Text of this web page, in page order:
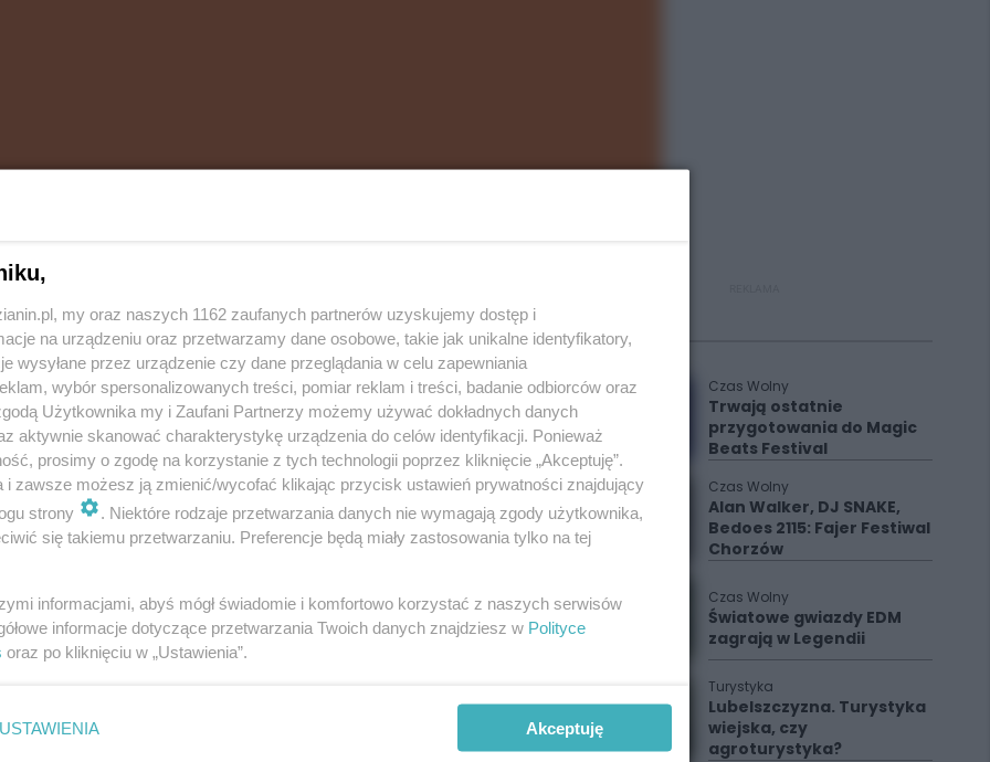
z ul. 1 Maja rozpoczęła się budowa nowego
etapie projektu, prowadzonego przez spółkę PKB
starcie osiągnęła około 90 procentowy poziom
firma Scallier.
najmu. W gronie potwierdzonych
sportowy, modowy i rekreacyjny, w tym
Gyms oraz Xtrem Kids.
podkreśla, że strategia komercjalizacji nowych
się na budowaniu zróżnicowanego tenant
mieszkańców, jak i realizacji celu
rozwijamy portfolio najemców,
Polecane
Czas Wolny
Trwają ostatnie
przygotowania do Magic
Beats Festival
Czas Wolny
Alan Walker, DJ SNAKE,
Bedoes 2115: Fajer Festiwal
Chorzów
Czas Wolny
Światowe gwiazdy EDM
zagrają w Legendii
Turystyka
Lubelszczyzna. Turystyka
wiejska, czy
agroturystyka?
my oraz naszych 1162 zaufanych partnerów uzyskujemy dostęp i
na urządzeniu oraz przetwarzamy dane osobowe, takie jak unikalne identyfikatory,
wysyłane przez urządzenie czy dane przeglądania w celu zapewniania
wybór spersonalizowanych treści, pomiar reklam i treści, badanie odbiorców oraz
Użytkownika my i Zaufani Partnerzy możemy używać dokładnych danych
aktywnie skanować charakterystykę urządzenia do celów identyfikacji. Ponieważ
prosimy o zgodę na korzystanie z tych technologii poprzez kliknięcie „Akceptuję”.
i zawsze możesz ją zmienić/wycofać klikając przycisk ustawień prywatności znajdujący
strony
. Niektóre rodzaje przetwarzania danych nie wymagają zgody użytkownika,
się takiemu przetwarzaniu. Preferencje będą miały zastosowania tylko na tej
informacjami, abyś mógł świadomie i komfortowo korzystać z naszych serwisów
informacje dotyczące przetwarzania Twoich danych znajdziesz w Polityce
oraz po kliknięciu w „Ustawienia”.
USTAWIENIA Akceptuję